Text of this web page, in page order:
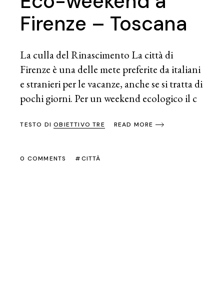
Firenze – Toscana
La culla del Rinascimento La città di
Firenze è una delle mete preferite da italiani
e stranieri per le vacanze, anche se si tratta di
pochi giorni. Per un weekend ecologico il c
TESTO DIOBIETTIVO TRE READ MORE
0 COMMENTS CITTÀ